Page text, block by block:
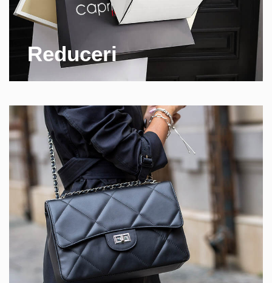
Reduceri